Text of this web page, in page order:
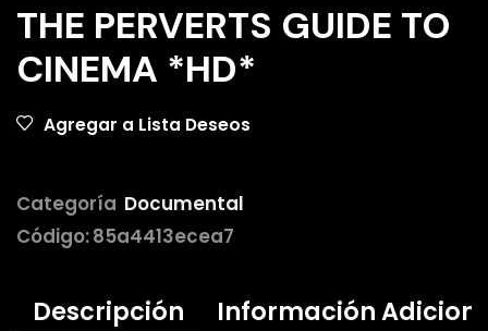
THE PERVERTS GUIDE TO
CINEMA *HD*
Agregar a Lista Deseos
Categoría Documental
Código:85a4413ecea7
Descripción Información